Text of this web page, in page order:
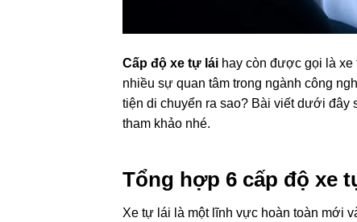
Cấp độ xe tự lái hay còn được gọi là
nhiều sự quan tâm trong ngành công
tiện di chuyển ra sao? Bài viết dưới đây
tham khảo nhé.
Tổng hợp 6 cấp độ xe
Xe tự lái là một lĩnh vực hoàn toàn mới